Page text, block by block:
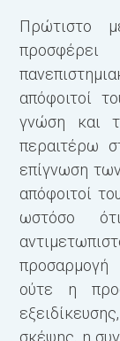
Πρώτιστο
απόφοιτοί
γνώση και
περαιτέρω
επίγνωση
απόφοιτοί
ωστόσο
προσαρμογή
ούτε η